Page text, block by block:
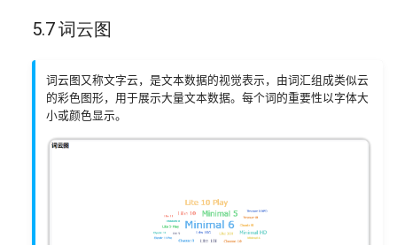
5.7 词云图
词云图又称文字云，是文本数据的视觉表示，由词汇组成类似云
的彩色图形，用于展示大量文本数据。每个词的重要性以字体大
小或颜色显示。